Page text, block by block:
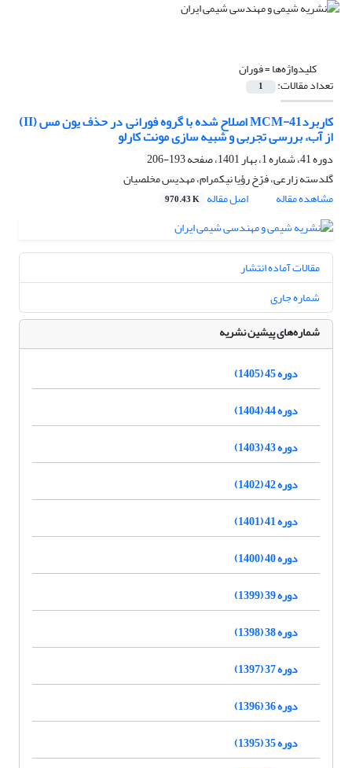
کلیدواژه‌ها =فوران
تعداد مقالات: 1
کاربردMCM-41 اصلاح شده با گروه فورانی در حذف یون مس (II)
از آب، بررسی تجربی و شبیه سازی مونت کارلو
دوره 41، شماره 1، بهار 1401، صفحه
193-206
گلدسته زارعی، فرّخ رؤیا نیکمرام، مهدیس مخلصیان
مشاهده مقاله
اصل مقاله 970.43 K
مقالات آماده انتشار
شماره جاری
شماره‌های پیشین نشریه
دوره 45 (1405)
دوره 44 (1404)
دوره 43 (1403)
دوره 42 (1402)
دوره 41 (1401)
دوره 40 (1400)
دوره 39 (1399)
دوره 38 (1398)
دوره 37 (1397)
دوره 36 (1396)
دوره 35 (1395)